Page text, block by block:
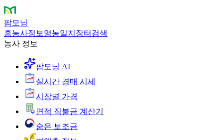
팜모닝
홈농사정보 영농일지 장터 검색
농사 정보
팜모닝 AI
실시간 경매 시세
시장별 가격
면적 직불금 계산기
숨은 보조금